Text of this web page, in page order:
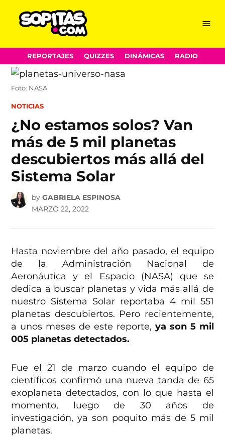
Skip
to
content
Menu
REPORTAJES QUIZZES DINÁMICAS RADIO
Foto: NASA
POSTED
NOTICIAS
¿No estamos solos? Van
más de 5 mil planetas
descubiertos más allá del
Sistema Solar
by GABRIELA ESPINOSA
MARZO 22, 2022
Hasta noviembre del año pasado, el equipo
de la Administración Nacional de
Aeronáutica y el Espacio (NASA) que se
dedica a buscar planetas y vida más allá de
nuestro Sistema Solar reportaba 4 mil 551
planetas descubiertos. Pero recientemente,
a unos meses de este reporte, ya son 5 mil
005 planetas detectados.
Fue el 21 de marzo cuando el equipo de
científicos confirmó una nueva tanda de 65
exoplaneta detectados, con lo que hasta el
momento, luego de 30 años de
investigación, ya son poquito más de 5 mil
planetas.